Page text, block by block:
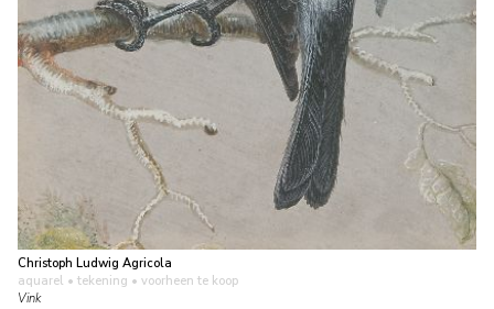
Christoph Ludwig Agricola
aquarel • tekening • voorheen te koop
Vink